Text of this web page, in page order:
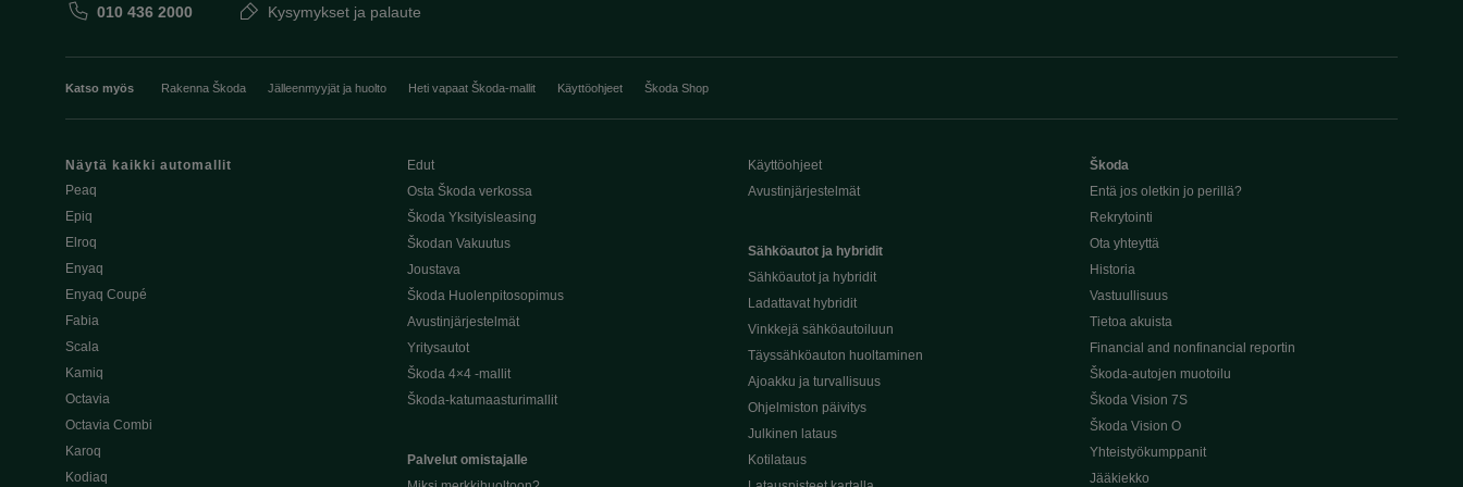
010 436 2000 Kysymykset ja palaute
Katso myös Rakenna Škoda Jälleenmyyjät ja huolto Heti vapaat Škoda-mallit Käyttöohjeet Škoda Shop
Näytä kaikki automallit
Peaq
Epiq
Elroq
Enyaq
Enyaq Coupé
Fabia
Scala
Kamiq
Octavia
Octavia Combi
Karoq
Kodiaq
Edut
Osta Škoda verkossa
Škoda Yksityisleasing
Škodan Vakuutus
Joustava
Škoda Huolenpitosopimus
Avustinjärjestelmät
Yritysautot
Škoda 4×4 -mallit
Škoda-katumaasturimallit
Palvelut omistajalle
Käyttöohjeet
Avustinjärjestelmät
Sähköautot ja hybridit
Sähköautot ja hybridit
Ladattavat hybridit
Vinkkejä sähköautoiluun
Täyssähköauton huoltaminen
Ajoakku ja turvallisuus
Ohjelmiston päivitys
Julkinen lataus
Kotilataus
Škoda
Entä jos oletkin jo perillä?
Rekrytointi
Ota yhteyttä
Historia
Vastuullisuus
Tietoa akuista
Financial and nonfinancial reportin
Škoda-autojen muotoilu
Škoda Vision 7S
Škoda Vision O
Yhteistyökumppanit
Jääkiekko